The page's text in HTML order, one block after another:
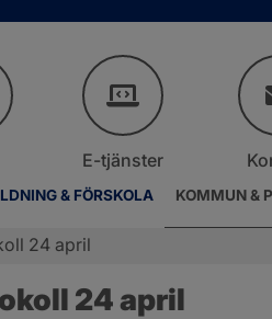
& FÖRSKOLA KOMMUN &
E-tjänster
24 april
24 april